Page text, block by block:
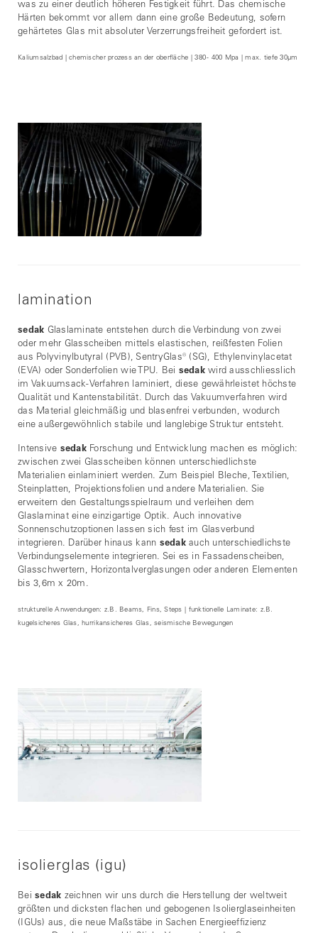
was zu einer deutlich höheren Festigkeit führt. Das chemische
Härten bekommt vor allem dann eine große Bedeutung, sofern
gehärtetes Glas mit absoluter Verzerrungsfreiheit gefordert ist.
Kaliumsalzbad | chemischer prozess an der oberfläche | 380 - 400 Mpa | max. tiefe 30μm
lamination
sedak Glaslaminate entstehen durch die Verbindung von zwei
oder mehr Glasscheiben mittels elastischen, reißfesten Folien
aus Polyvinylbutyral (PVB), SentryGlas® (SG), Ethylenvinylacetat
(EVA) oder Sonderfolien wie TPU. Bei sedakwird ausschliesslich
im Vakuumsack-Verfahren laminiert, diese gewährleistet höchste
Qualität und Kantenstabilität. Durch das Vakuumverfahren wird
das Material gleichmäßig und blasenfrei verbunden, wodurch
eine außergewöhnlich stabile und langlebige Struktur entsteht.
Intensive sedakForschung und Entwicklung machen es möglich:
zwischen zwei Glasscheiben können unterschiedlichste
Materialien einlaminiert werden. Zum Beispiel Bleche, Textilien,
Steinplatten, Projektionsfolien und andere Materialien. Sie
erweitern den Gestaltungsspielraum und verleihen dem
Glaslaminat eine einzigartige Optik. Auch innovative
Sonnenschutzoptionen lassen sich fest im Glasverbund
integrieren. Darüber hinaus kann sedakauch unterschiedlichste
Verbindungselemente integrieren. Sei es in Fassadenscheiben,
Glasschwertern, Horizontalverglasungen oder anderen Elementen
bis 3,6m x 20m.
strukturelle Anwendungen: z.B. Beams, Fins, Steps | funktionelle Laminate: z.B.
kugelsicheres Glas, hurrikansicheres Glas, seismische Bewegungen
isolierglas (igu)
Beisedak zeichnen wir uns durch die Herstellung der weltweit
größten und dicksten flachen und gebogenen Isolierglaseinheiten
(IGUs) aus, die neue Maßstäbe in Sachen Energieeffizienz